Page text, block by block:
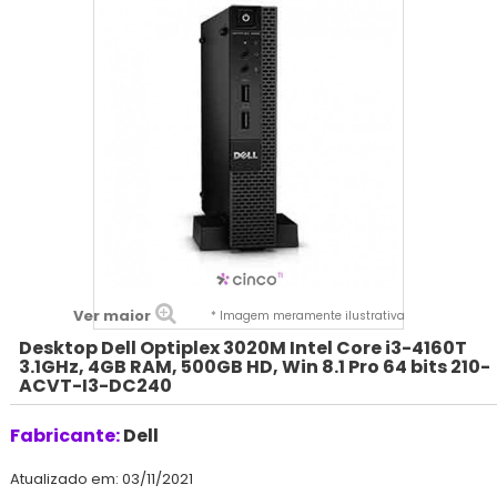
Ver maior * Imagem meramente ilustrativa
Desktop Dell Optiplex 3020M Intel Core i3-4160T
3.1GHz, 4GB RAM, 500GB HD, Win 8.1 Pro 64 bits 210-
ACVT-I3-DC240
Fabricante:Dell
Atualizado em: 03/11/2021